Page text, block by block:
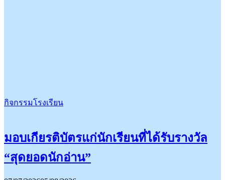
กิจกรรมโรงเรียน
มอบเกียรติบัตรแก่นักเรียนที่ได้รับรางวัล
“สุดยอดนักอ่าน”